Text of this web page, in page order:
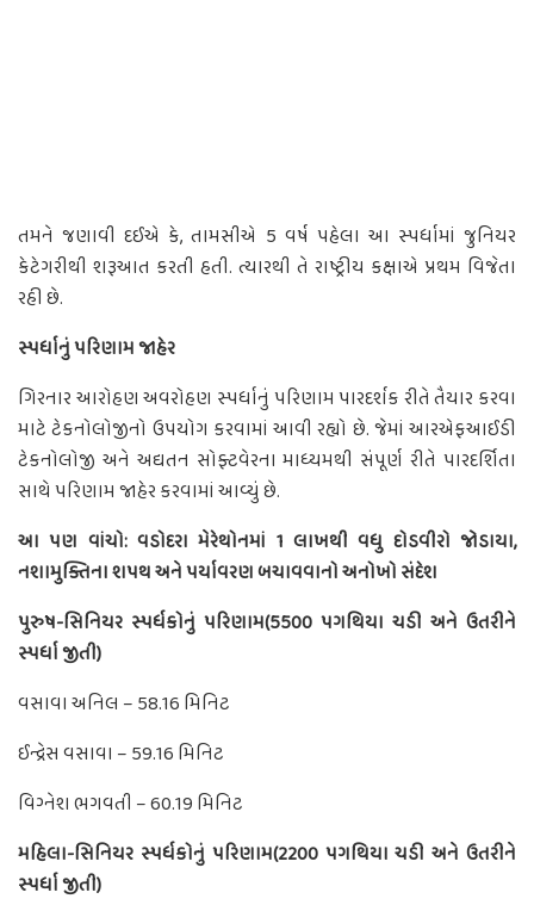
તમને જણાવી દઈએ કે, તામસીએ 5 વર્ષ પહેલા આ સ્પર્ધામાં જુનિયર
કેટેગરીથી શરૂઆત કરતી હતી. ત્યારથી તે રાષ્ટ્રીય કક્ષાએ પ્રથમ વિજેતા
રહી છે.
સ્પર્ધાનું પરિણામ જાહેર
ગિરનાર આરોહણ અવરોહણ સ્પર્ધાનું પરિણામ પારદર્શક રીતે તૈયાર કરવા
માટે ટેકનોલોજીનો ઉપયોગ કરવામાં આવી રહ્યો છે. જેમાં આરએફઆઈડી
ટેકનોલોજી અને અદ્યતન સોફ્ટવેરના માધ્યમથી સંપૂર્ણ રીતે પારદર્શિતા
સાથે પરિણામ જાહેર કરવામાં આવ્યું છે.
આ પણ વાંચો: વડોદરા મેરેથોનમાં 1 લાખથી વધુ દોડવીરો જોડાયા,
નશામુક્તિના શપથ અને પર્યાવરણ બચાવવાનો અનોખો સંદેશ
પુરુષ-સિનિયર સ્પર્ધકોનું પરિણામ(5500 પગથિયા ચડી અને ઉતરીને
સ્પર્ધા જીતી)
વસાવા અનિલ – 58.16 મિનિટ
ઈન્દ્રેસ વસાવા – 59.16 મિનિટ
વિગ્નેશ ભગવતી – 60.19 મિનિટ
મહિલા-સિનિયર સ્પર્ધકોનું પરિણામ(2200 પગથિયા ચડી અને ઉતરીને
સ્પર્ધા જીતી)